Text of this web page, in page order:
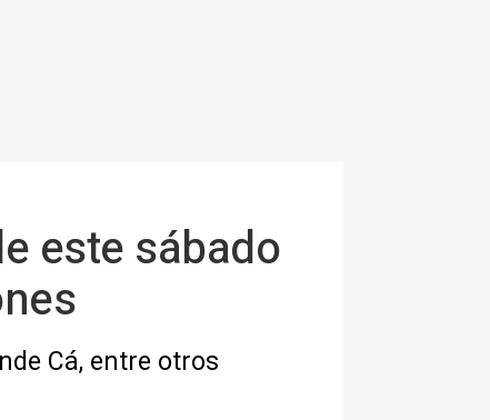
este sábado
Cá, entre otros